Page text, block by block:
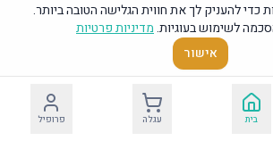
בית עגלה פרופיל
להעניק לך את חווית הגלישה הטובה ביותר.
לשימוש בעוגיות.מדיניות פרטיות
אישור